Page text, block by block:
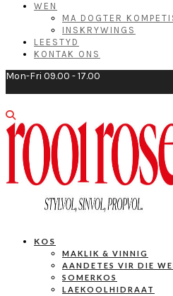
WEN
MA DOGTER
INSKRYWINGS
LEESTYD
KONTAK ONS
Mon-Fri 09.00 - 17.00
KOS
MAKLIK & VINNIG
AANDETES VIR DIE
SOMERKOS
LAEKOOLHIDRAAT